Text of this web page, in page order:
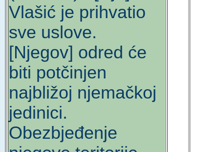
Vlašić je prihvatio
sve uslove.
[Njegov] odred će
biti potčinjen
najbližoj njemačkoj
jedinici.
Obezbjeđenje